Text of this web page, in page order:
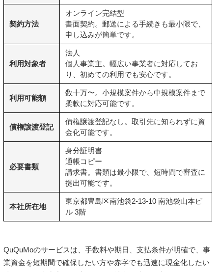
契約方法
オンライン完結型
書面契約。郵送による手続きも最小限で、
申し込みが簡単です。
利用対象者
法人
個人事業主。幅広い事業者に対応してお
り、初めての利用でも安心です。
利用可能額
数十万〜。小規模案件から中規模案件まで
柔軟に対応可能です。
債権譲渡登記
債権譲渡登記なし。取引先に知られずに資
金化可能です。
必要書類
身分証明書
通帳コピー
請求書。書類は最小限で、短時間で審査に
提出可能です。
本社所在地
東京都豊島区南池袋2-13-10 南池袋山本ビ
ル 3階
QuQuMoのサービスは、手数料や期日、支払条件が明確で、事
業資金を短期間で確保したい方や赤字でも迅速に現金化したい